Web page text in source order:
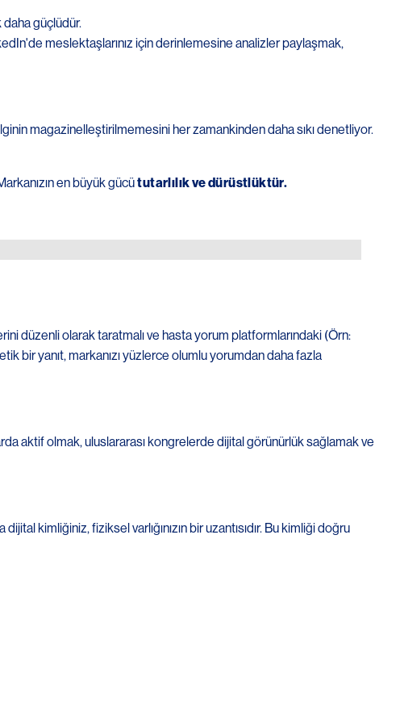
güçlüdür.
meslektaşlarınız için derinlemesine analizler paylaşmak,
magazinelleştirilmemesini her zamankinden daha sıkı denetliyor.
en büyük gücütutarlılık ve dürüstlüktür.
düzenli olarak taratmalı ve hasta yorum platformlarındaki (Örn:
bir yanıt, markanızı yüzlerce olumlu yorumdan daha fazla
aktif olmak, uluslararası kongrelerde dijital görünürlük sağlamak ve
kimliğiniz, fiziksel varlığınızın bir uzantısıdır. Bu kimliği doğru